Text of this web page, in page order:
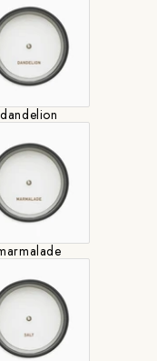
す。
ほのかなス
スを加える
。
dandelion